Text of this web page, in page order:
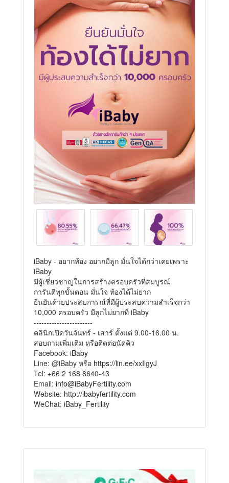
iBaby - อยากท้อง อยากมีลูก มั่นใจได้กว่าเคยเพราะ
iBaby
มีผู้เชี่ยวชาญในการสร้างครอบครัวที่สมบูรณ์
การันตีทุกขั้นตอน มั่นใจ ท้องได้ไม่ยาก
ยืนยันด้วยประสบการณ์ที่มีผู้ประสบความสำเร็จกว่า
10,000 ครอบครัว มีลูกไม่ยากที่ iBaby
-----------------------
คลินิกเปิดวันจันทร์ - เสาร์ ตั้งแต่ 9.00-16.00 น.
สอบถามเพิ่มเติม หรือติดต่อนัดคิว
Facebook: iBaby
Line: @iBaby หรือ https://lin.ee/xxIlgyJ
Tel: +66 2 168 8640-43
Email: info@iBabyFertility.com
Website: http://ibabyfertility.com
WeChat: iBaby_Fertility